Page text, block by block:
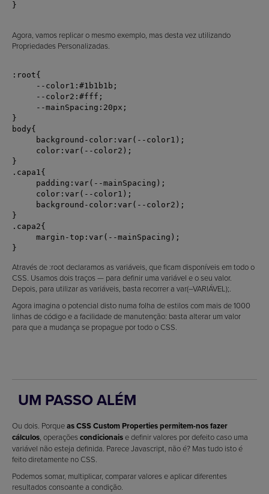
}
Agora, vamos replicar o mesmo exemplo, mas desta vez utilizando
Propriedades Personalizadas.
:root{
     --color1:#1b1b1b;
     --color2:#fff;
     --mainSpacing:20px;
}
body{
     background-color:var(--color1);
     color:var(--color2);
}
.capa1{
     padding:var(--mainSpacing);
     color:var(--color1);
     background-color:var(--color2);
}
.capa2{
     margin-top:var(--mainSpacing);
Através de :root declaramos as variáveis, que ficam disponíveis em todo o
CSS. Usamos dois traços — para definir uma variável e o seu valor.
Depois, para utilizar as variáveis, basta recorrer a var(–VARIÁVEL);.
Agora imagina o potencial disto numa folha de estilos com mais de 1000
linhas de código e a facilidade de manutenção: basta alterar um valor
para que a mudança se propague por todo o CSS.
UM PASSO ALÉM
Ou dois. Porqueas CSS Custom Properties permitem-nos fazer
cálculos, operações condicionaise definir valores por defeito caso uma
variável não esteja definida. Parece Javascript, não é? Mas tudo isto é
feito diretamente no CSS.
Podemos somar, multiplicar, comparar valores e aplicar diferentes
resultados consoante a condição.